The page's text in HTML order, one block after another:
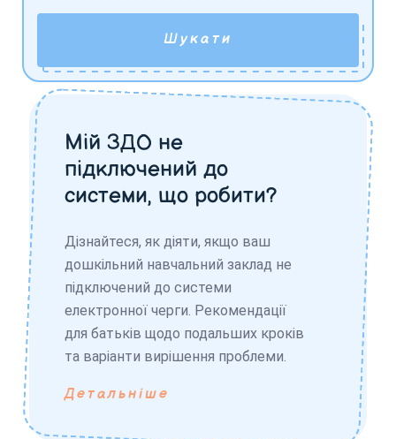
Шукати
Мій ЗДО не
підключений до
системи, що робити?
Дізнайтеся, як діяти, якщо ваш
дошкільний навчальний заклад не
підключений до системи
електронної черги. Рекомендації
для батьків щодо подальших кроків
та варіанти вирішення проблеми.
Детальніше